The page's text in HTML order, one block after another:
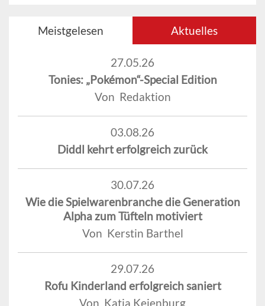
Meistgelesen Aktuelles
27.05.26
Tonies: „Pokémon“-Special Edition
Von Redaktion
03.08.26
Diddl kehrt erfolgreich zurück
30.07.26
Wie die Spielwarenbranche die Generation
Alpha zum Tüfteln motiviert
Von Kerstin Barthel
29.07.26
Rofu Kinderland erfolgreich saniert
Von Katja Keienburg